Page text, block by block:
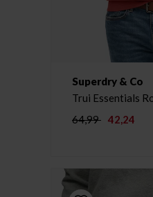
Superdry & Co
Trui Essentials
64,99
42,24